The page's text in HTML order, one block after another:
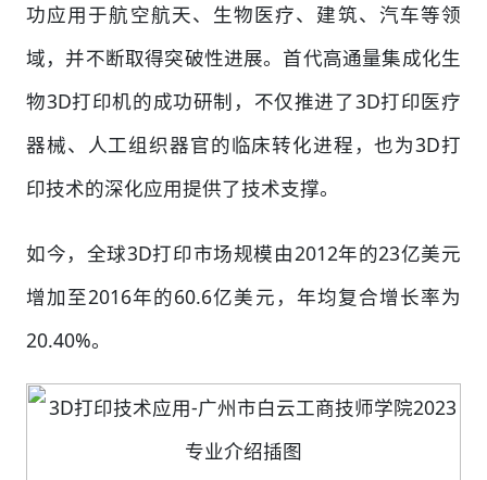
功应用于航空航天、生物医疗、建筑、汽车等领
域，并不断取得突破性进展。首代高通量集成化生
物3D打印机的成功研制，不仅推进了3D打印医疗
器械、人工组织器官的临床转化进程，也为3D打
印技术的深化应用提供了技术支撑。
如今，全球3D打印市场规模由2012年的23亿美元
增加至2016年的60.6亿美元，年均复合增长率为
20.40%。